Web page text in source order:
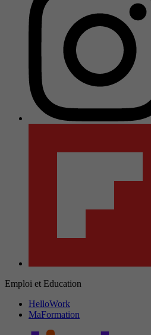
Emploi et Education
HelloWork
MaFormation